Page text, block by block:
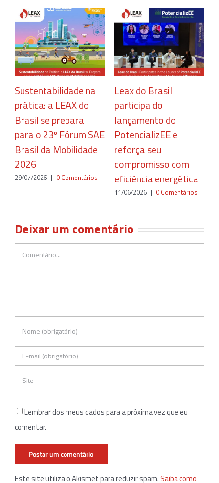
Sustentabilidade na
prática: a LEAX do
Brasil se prepara
para o 23º Fórum SAE
Brasil da Mobilidade
2026
29/07/2026 | 0 Comentários
Leax do Brasil
participa do
lançamento do
PotencializEE e
reforça seu
compromisso com
eficiência energética
11/06/2026 | 0 Comentários
Deixar um comentário
Lembrar dos meus dados para a próxima vez que eu
comentar.
Este site utiliza o Akismet para reduzir spam. Saiba como